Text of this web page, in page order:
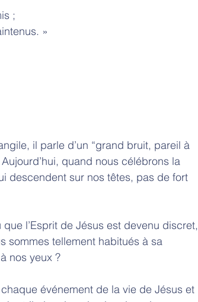
;
»
il parle d’un “grand bruit, pareil à
quand nous célébrons la
descendent sur nos têtes, pas de fort
l’Esprit de Jésus est devenu discret,
sommes tellement habitués à sa
nos yeux ?
événement de la vie de Jésus et